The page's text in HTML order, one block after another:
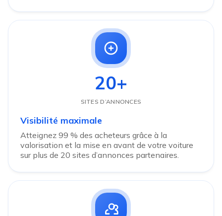
20+
SITES D’ANNONCES
Visibilité maximale
Atteignez 99 % des acheteurs grâce à la
valorisation et la mise en avant de votre voiture
sur plus de 20 sites d’annonces partenaires.